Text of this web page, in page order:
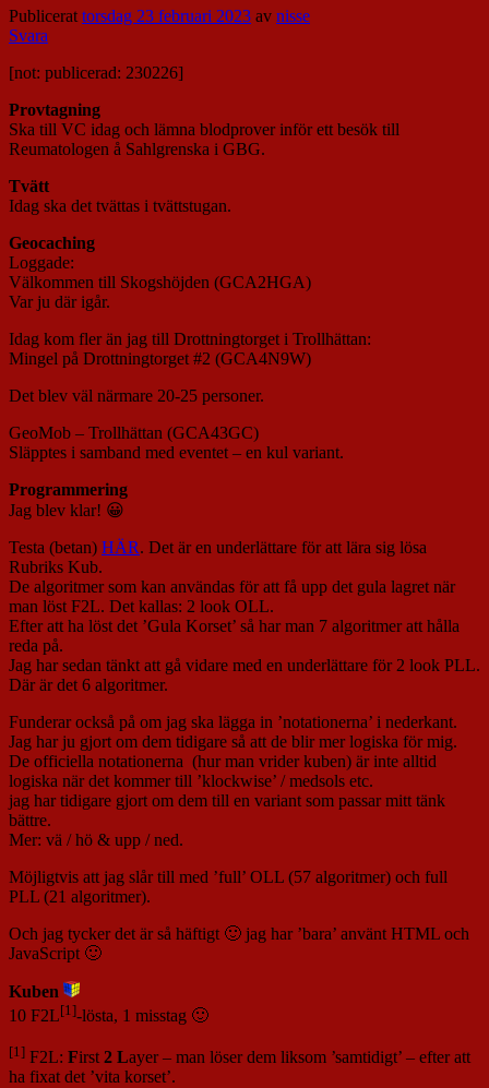
Publicerat torsdag 23 februari 2023 av nisse
Svara
[not: publicerad: 230226]
Provtagning
Ska till VC idag och lämna blodprover inför ett besök till
Reumatologen å Sahlgrenska i GBG.
Tvätt
Idag ska det tvättas i tvättstugan.
Geocaching
Loggade:
Välkommen till Skogshöjden (GCA2HGA)
Var ju där igår.
Idag kom fler än jag till Drottningtorget i Trollhättan:
Mingel på Drottningtorget #2 (GCA4N9W)
Det blev väl närmare 20-25 personer.
GeoMob – Trollhättan (GCA43GC)
Släpptes i samband med eventet – en kul variant.
Programmering
Jag blev klar! 😀
Testa (betan) HÄR. Det är en underlättare för att lära sig lösa
Rubriks Kub.
De algoritmer som kan användas för att få upp det gula lagret när
man löst F2L. Det kallas: 2 look OLL.
Efter att ha löst det ’Gula Korset’ så har man 7 algoritmer att hålla
reda på.
Jag har sedan tänkt att gå vidare med en underlättare för 2 look PLL.
Där är det 6 algoritmer.
Funderar också på om jag ska lägga in ’notationerna’ i nederkant.
Jag har ju gjort om dem tidigare så att de blir mer logiska för mig.
De officiella notationerna (hur man vrider kuben) är inte alltid
logiska när det kommer till ’klockwise’ / medsols etc.
jag har tidigare gjort om dem till en variant som passar mitt tänk
bättre.
Mer: vä / hö & upp / ned.
Möjligtvis att jag slår till med ’full’ OLL (57 algoritmer) och full
PLL (21 algoritmer).
Och jag tycker det är så häftigt 🙂 jag har ’bara’ använt HTML och
JavaScript 🙂
Kuben
10 F2L[1]-lösta, 1 misstag 🙂
[1] F2L: First 2 Layer – man löser dem liksom ’samtidigt’ – efter att
ha fixat det ’vita korset’.